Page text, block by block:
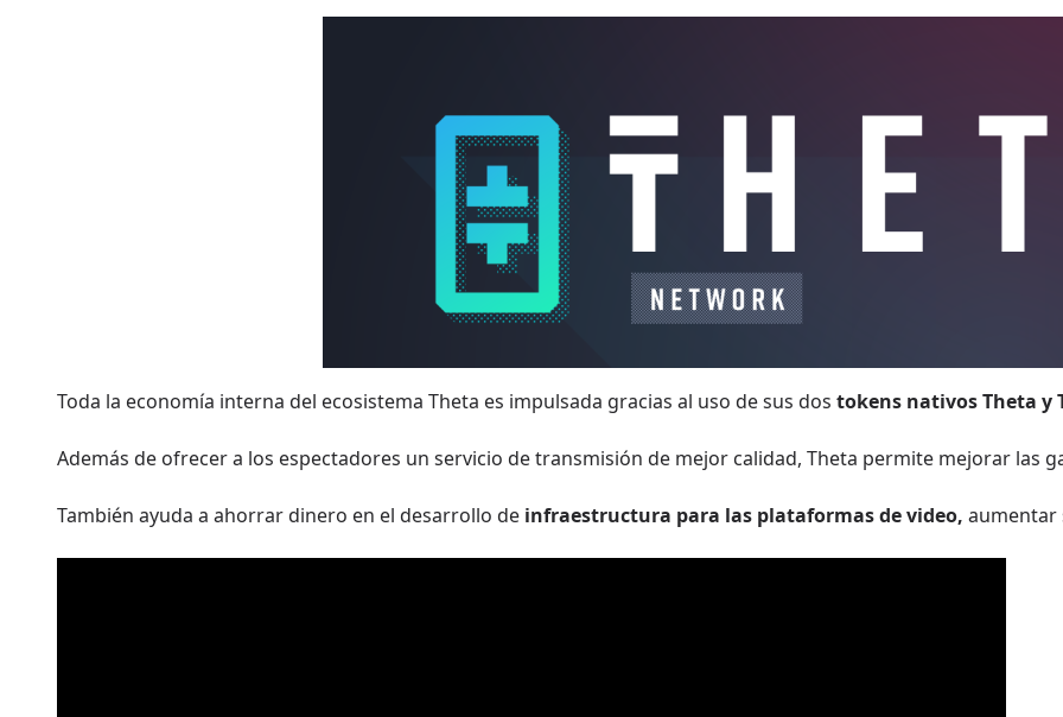
Toda la economía interna del ecosistema Theta es impulsada gracias al uso de sus dos tokens nativos Theta y
Además de ofrecer a los espectadores un servicio de transmisión de mejor calidad, Theta permite mejorar las
También ayuda a ahorrar dinero en el desarrollo de infraestructura para las plataformas de video, aumentar